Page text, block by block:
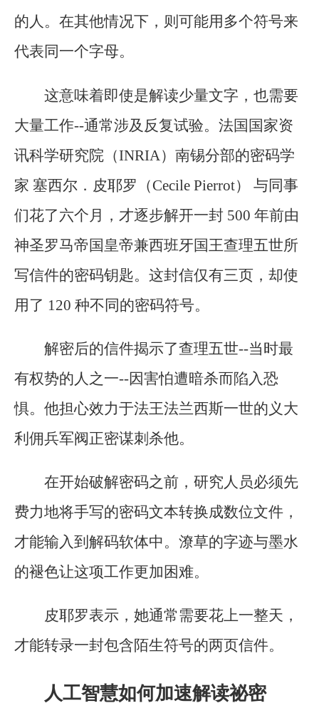
的人。在其他情况下，则可能用多个符号来
代表同一个字母。
这意味着即使是解读少量文字，也需要
大量工作--通常涉及反复试验。法国国家资
讯科学研究院（INRIA）南锡分部的密码学
家 塞西尔．皮耶罗（Cecile Pierrot） 与同事
们花了六个月，才逐步解开一封 500 年前由
神圣罗马帝国皇帝兼西班牙国王查理五世所
写信件的密码钥匙。这封信仅有三页，却使
用了 120 种不同的密码符号。
解密后的信件揭示了查理五世--当时最
有权势的人之一--因害怕遭暗杀而陷入恐
惧。他担心效力于法王法兰西斯一世的义大
利佣兵军阀正密谋刺杀他。
在开始破解密码之前，研究人员必须先
费力地将手写的密码文本转换成数位文件，
才能输入到解码软体中。潦草的字迹与墨水
的褪色让这项工作更加困难。
皮耶罗表示，她通常需要花上一整天，
才能转录一封包含陌生符号的两页信件。
人工智慧如何加速解读祕密